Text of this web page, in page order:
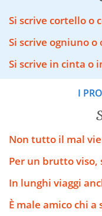
Si scrive cortello o
Si scrive ogniuno o
Si scrive in cinta o
I
Non tutto il mal
Per un brutto viso,
In lunghi viaggi
È male amico chi a